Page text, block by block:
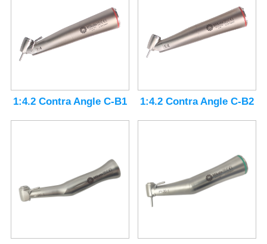
1:4.2 Contra Angle C-B1 1:4.2 Contra Angle C-B2